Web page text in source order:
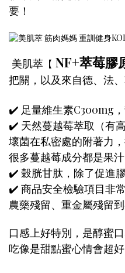
要！
美肌萃 【 NF+萃莓膠
把關，以及來自德、法
✔️ 足量維生素C300mg
✔️ 天然蔓越莓萃取（有
壞菌在私密處的附著力
很多蔓越莓成分都是果汁
✔️ 穀胱甘肽，除了促進
✔️ 商品安全檢驗項目非
農藥殘留、重金屬殘留
口感上好特別，是醇蜜
吃像是甜點蜜心情會超好